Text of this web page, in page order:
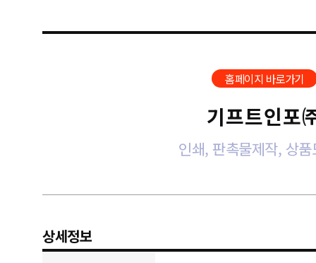
홈페이지 바로가기
기프트인포
인쇄, 판촉물제작, 상품
상세정보